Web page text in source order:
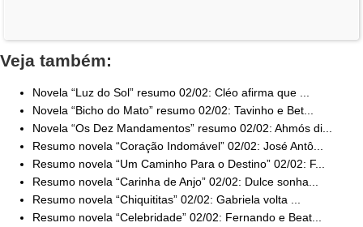
Veja também:
Novela “Luz do Sol” resumo 02/02: Cléo afirma que ...
Novela “Bicho do Mato” resumo 02/02: Tavinho e Bet...
Novela “Os Dez Mandamentos” resumo 02/02: Ahmós di...
Resumo novela “Coração Indomável” 02/02: José Antô...
Resumo novela “Um Caminho Para o Destino” 02/02: F...
Resumo novela “Carinha de Anjo” 02/02: Dulce sonha...
Resumo novela “Chiquititas” 02/02: Gabriela volta ...
Resumo novela “Celebridade” 02/02: Fernando e Beat...